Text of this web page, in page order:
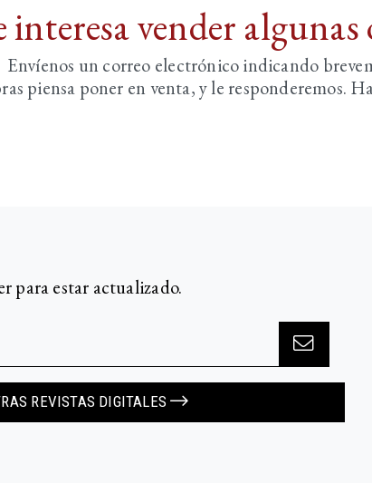
interesa vender algunas
Envíenos un correo electrónico indicando
piensa poner en venta, y le responderemos.
para estar actualizado.
REVISTAS DIGITALES